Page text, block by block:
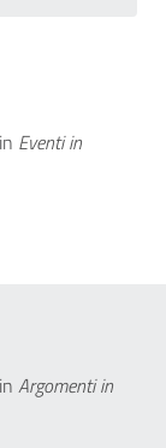
in Eventi in
in Argomenti in